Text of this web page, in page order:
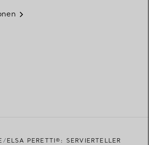
ELSA PERETTI®: SERVIERTELLER